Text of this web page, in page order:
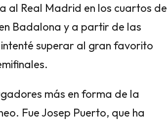
al Real Madrid en los cuartos de
Badalona y a partir de las
superar al gran favorito
más en forma de la
Fue Josep Puerto, que ha